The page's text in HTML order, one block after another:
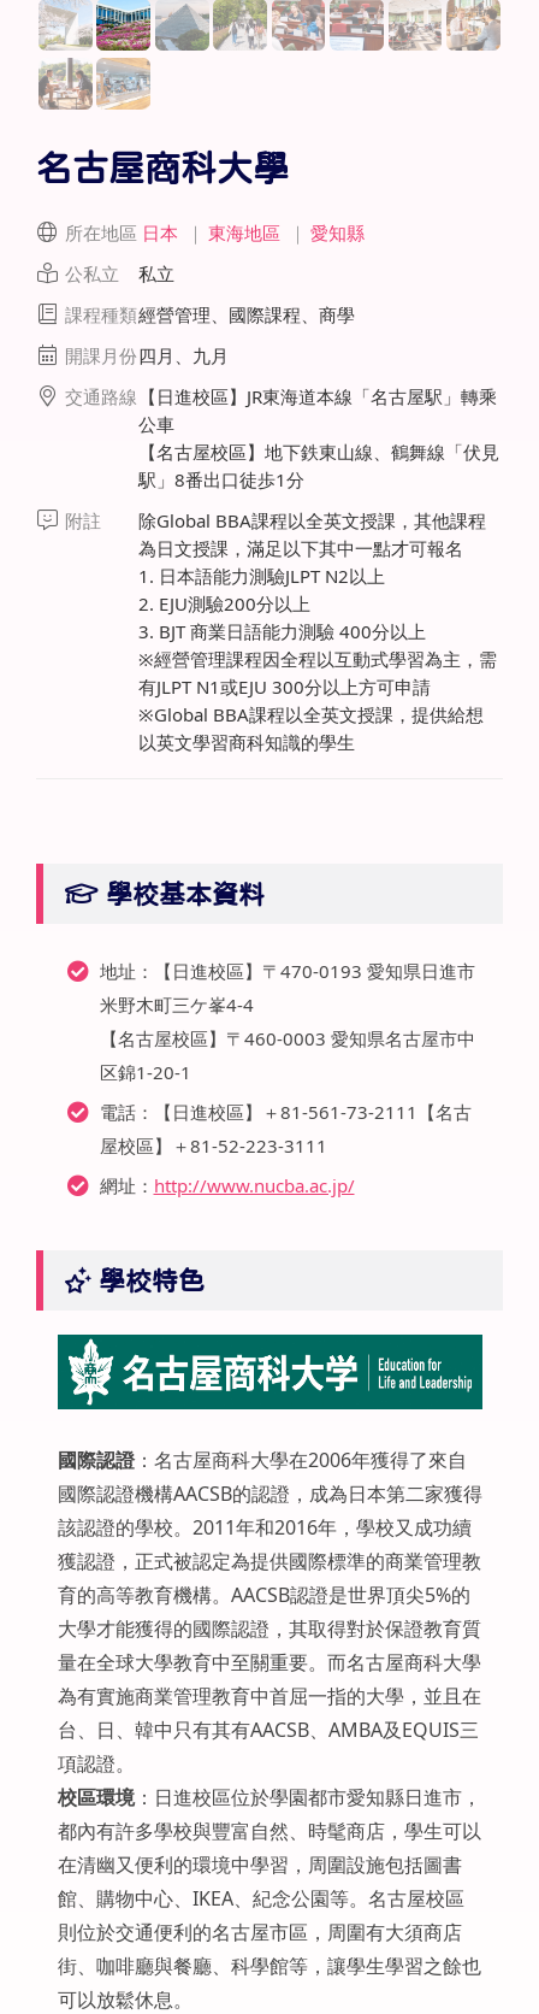
名古屋商科大學
所在地區 日本 ｜ 東海地區 ｜ 愛知縣
公私立
私立
課程種類經營管理、國際課程、商學
開課月份四月、九月
交通路線 【日進校區】JR東海道本線「名古屋駅」轉乘
公車
【名古屋校區】地下鉄東山線、鶴舞線「伏見
駅」8番出口徒歩1分
附註
除Global BBA課程以全英文授課，其他課程
為日文授課，滿足以下其中一點才可報名
1. 日本語能力測驗JLPT N2以上
2. EJU測驗200分以上
3. BJT 商業日語能力測驗 400分以上
※經營管理課程因全程以互動式學習為主，需
有JLPT N1或EJU 300分以上方可申請
※Global BBA課程以全英文授課，提供給想
以英文學習商科知識的學生
學校基本資料
地址：【日進校區】〒470-0193 愛知県日進市
米野木町三ケ峯4-4
【名古屋校區】〒460-0003 愛知県名古屋市中
区錦1-20-1
電話：【日進校區】＋81-561-73-2111【名古
屋校區】＋81-52-223-3111
網址： http://www.nucba.ac.jp/
學校特色
國際認證：名古屋商科大學在2006年獲得了來自
國際認證機構AACSB的認證，成為日本第二家獲得
該認證的學校。2011年和2016年，學校又成功續
獲認證，正式被認定為提供國際標準的商業管理教
育的高等教育機構。AACSB認證是世界頂尖5%的
大學才能獲得的國際認證，其取得對於保證教育質
量在全球大學教育中至關重要。而名古屋商科大學
為有實施商業管理教育中首屈一指的大學，並且在
台、日、韓中只有其有AACSB、AMBA及EQUIS三
項認證。
校區環境：日進校區位於學園都市愛知縣日進市，
都內有許多學校與豐富自然、時髦商店，學生可以
在清幽又便利的環境中學習，周圍設施包括圖書
館、購物中心、IKEA、紀念公園等。名古屋校區
則位於交通便利的名古屋市區，周圍有大須商店
街、咖啡廳與餐廳、科學館等，讓學生學習之餘也
可以放鬆休息。